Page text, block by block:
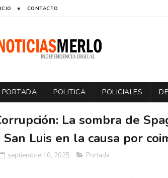
CONTACTO
PORTADA POLITICA POLICIALES
La sombra de
San Luis en la causa por
septiembre 10, 2025 Portada